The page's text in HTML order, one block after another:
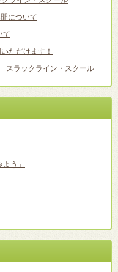
について
て
ただけます！
ラックライン・スクール
う」